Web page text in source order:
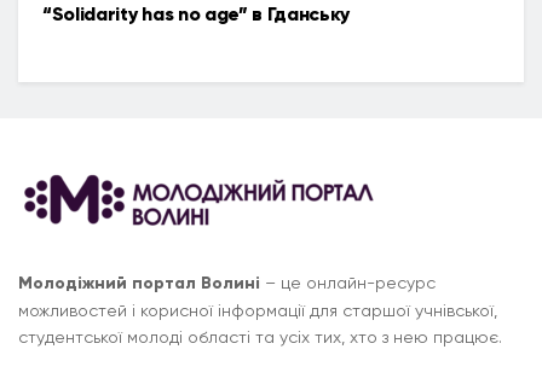
“Solidarity has no age” в Гданську
Молодіжний портал Волині – це онлайн-ресурс
можливостей і корисної інформації для старшої учнівської,
студентської молоді області та усіх тих, хто з нею працює.